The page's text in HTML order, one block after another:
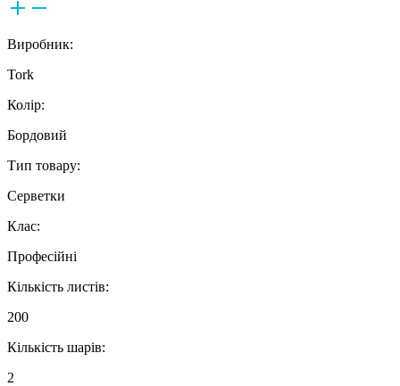
Виробник:
Tork
Колір:
Бордовий
Тип товару:
Серветки
Клас:
Професійні
Кількість листів:
200
Кількість шарів:
2